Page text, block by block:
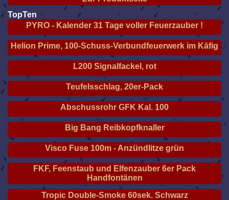
TopTen
PYRO - Kalender 31 Tage voller Feuerzauber !
Helion Prime, 100-Schuss-Verbundfeuerwerk im Käfig
L200 Signalfackel, rot
Teufelsschlag, 20er-Pack
Abschussrohr GFK Kal. 100
Big Bang Reibkopfknaller
Visco Fuse 100m - Anzündlitze grün
FKF, Feenstaub und Elfenzauber 6er Pack
Handfontänen
Tropic Double-Smoke 60sek. Schwarz